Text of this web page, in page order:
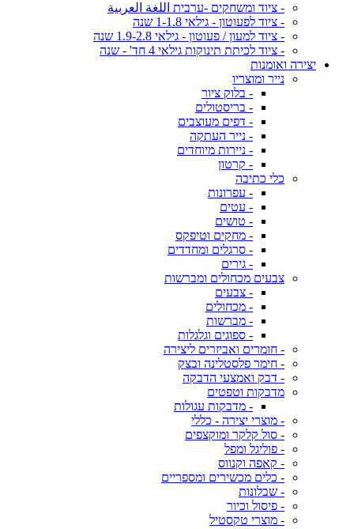
- ציוד ומשחקים -ערבית اللغة العربية
- ציוד לפעוטון - גילאי 1-1.8 שנה
- ציוד למעון / פעוטון - גילאי 1.9-2.8 שנה
- ציוד לכיתת תינוקות גילאי 4 חד' - שנה
יצירה ואומנות
נייר ומוצריו
- בלוק ציור
- בריסטולים
- דפים מעוצבים
- נייר העתקה
- ניירות מיוחדים
- קרטון
כלי כתיבה
- עפרונות
- עטים
- טושים
- מחקים וטיפקס
- סרגלים ומחדדים
- גירים
צבעים מכחולים ומברשות
- צבעים
- מכחולים
- מברשות
- ספוגים וגלגלות
- חומרים ואביזרים ליצירה
- חימר פלסטלינה ובצק
- דבק ואמצעי הדבקה
מדבקות וטפטים
- מדבקות עגולות
- מוצרי יצירה - כללי
- סול קלקר ומוקצפים
- פוליגל ומפל
- קאפה וקנווס
- כלים מכשירים ומספריים
- שבלונות
- פיסול וכיור
- מוצרי טקסטיל